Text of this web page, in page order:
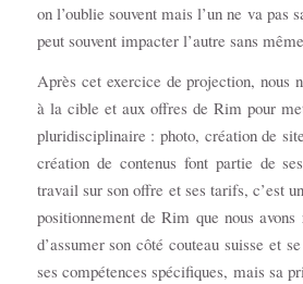
on l’oublie souvent mais l’un ne va pas
peut souvent impacter l’autre sans
Après cet exercice de projection, nous
à la cible et aux offres de Rim pour
pluridisciplinaire : photo, création de
création de contenus font partie de
travail sur son offre et ses tarifs, c’est
positionnement de Rim que nous
d’assumer son côté couteau suisse et
ses compétences spécifiques, mais sa